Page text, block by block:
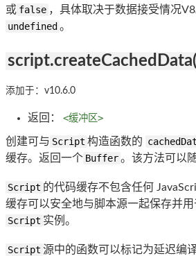
或 false ，具体取决于数据接受情况
undefined 。
添加于：v10.6.0
返回： <缓冲区>
创建可与 Script 构造函数的
缓存。返回一个 Buffer。该方法可以
Script 的代码缓存不包含任何
缓存可以安全地与脚本源一起保存并
Script 实例。
Script 源中的函数可以标记为延迟编